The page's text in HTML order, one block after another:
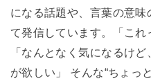
になる話題や、言葉の意
て発信しています。「これ
「なんとなく気になるけ
が欲しい」 そんな“ちょっ